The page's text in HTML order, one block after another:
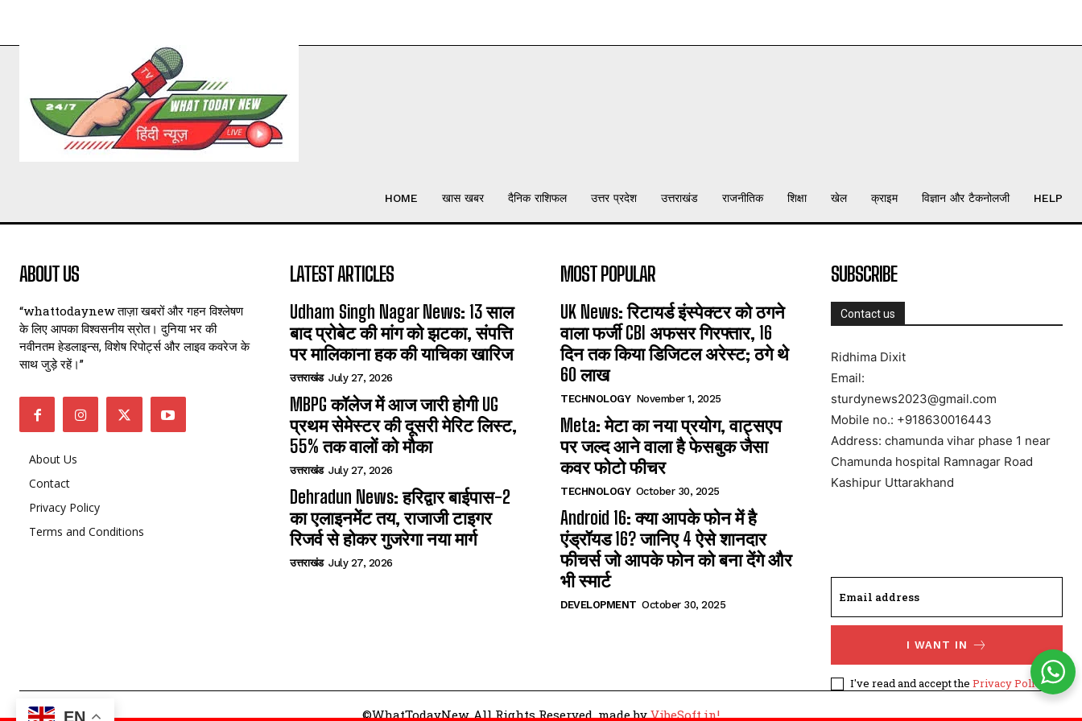
HOME खास खबर दैनिक राशिफल उत्तर प्रदेश उत्तराखंड राजनीतिक शिक्षा खेल क्राइम विज्ञान और टैकनोलजी HELP
ABOUT US
“whattodaynew ताज़ा खबरों और गहन विश्लेषण
के लिए आपका विश्वसनीय स्रोत। दुनिया भर की
नवीनतम हेडलाइन्स, विशेष रिपोर्ट्स और लाइव कवरेज के
साथ जुड़े रहें।”
About Us
Contact
Privacy Policy
Terms and Conditions
LATEST ARTICLES
Udham Singh Nagar News: 13 साल
बाद प्रोबेट की मांग को झटका, संपत्ति
पर मालिकाना हक की याचिका खारिज
उत्तराखंड July 27, 2026
MBPG कॉलेज में आज जारी होगी UG
प्रथम सेमेस्टर की दूसरी मेरिट लिस्ट,
55% तक वालों को मौका
उत्तराखंड July 27, 2026
Dehradun News: हरिद्वार बाईपास-2
का एलाइनमेंट तय, राजाजी टाइगर
रिजर्व से होकर गुजरेगा नया मार्ग
उत्तराखंड July 27, 2026
MOST POPULAR
UK News: रिटायर्ड इंस्पेक्टर को ठगने
वाला फर्जी CBI अफसर गिरफ्तार, 16
दिन तक किया डिजिटल अरेस्ट; ठगे थे
60 लाख
TECHNOLOGY November 1, 2025
Meta: मेटा का नया प्रयोग, वाट्सएप
पर जल्द आने वाला है फेसबुक जैसा
कवर फोटो फीचर
TECHNOLOGY October 30, 2025
Android 16: क्या आपके फोन में है
एंड्रॉयड 16? जानिए 4 ऐसे शानदार
फीचर्स जो आपके फोन को बना देंगे और
भी स्मार्ट
DEVELOPMENT October 30, 2025
SUBSCRIBE
Contact us
Ridhima Dixit
Email:
sturdynews2023@gmail.com
Mobile no.: +918630016443
Address: chamunda vihar phase 1 near
Chamunda hospital Ramnagar Road
Kashipur Uttarakhand
I WANT IN
I've read and accept the Privacy Policy.
©WhatTodayNew. All Rights Reserved. made byVibeSoft.in!
EN